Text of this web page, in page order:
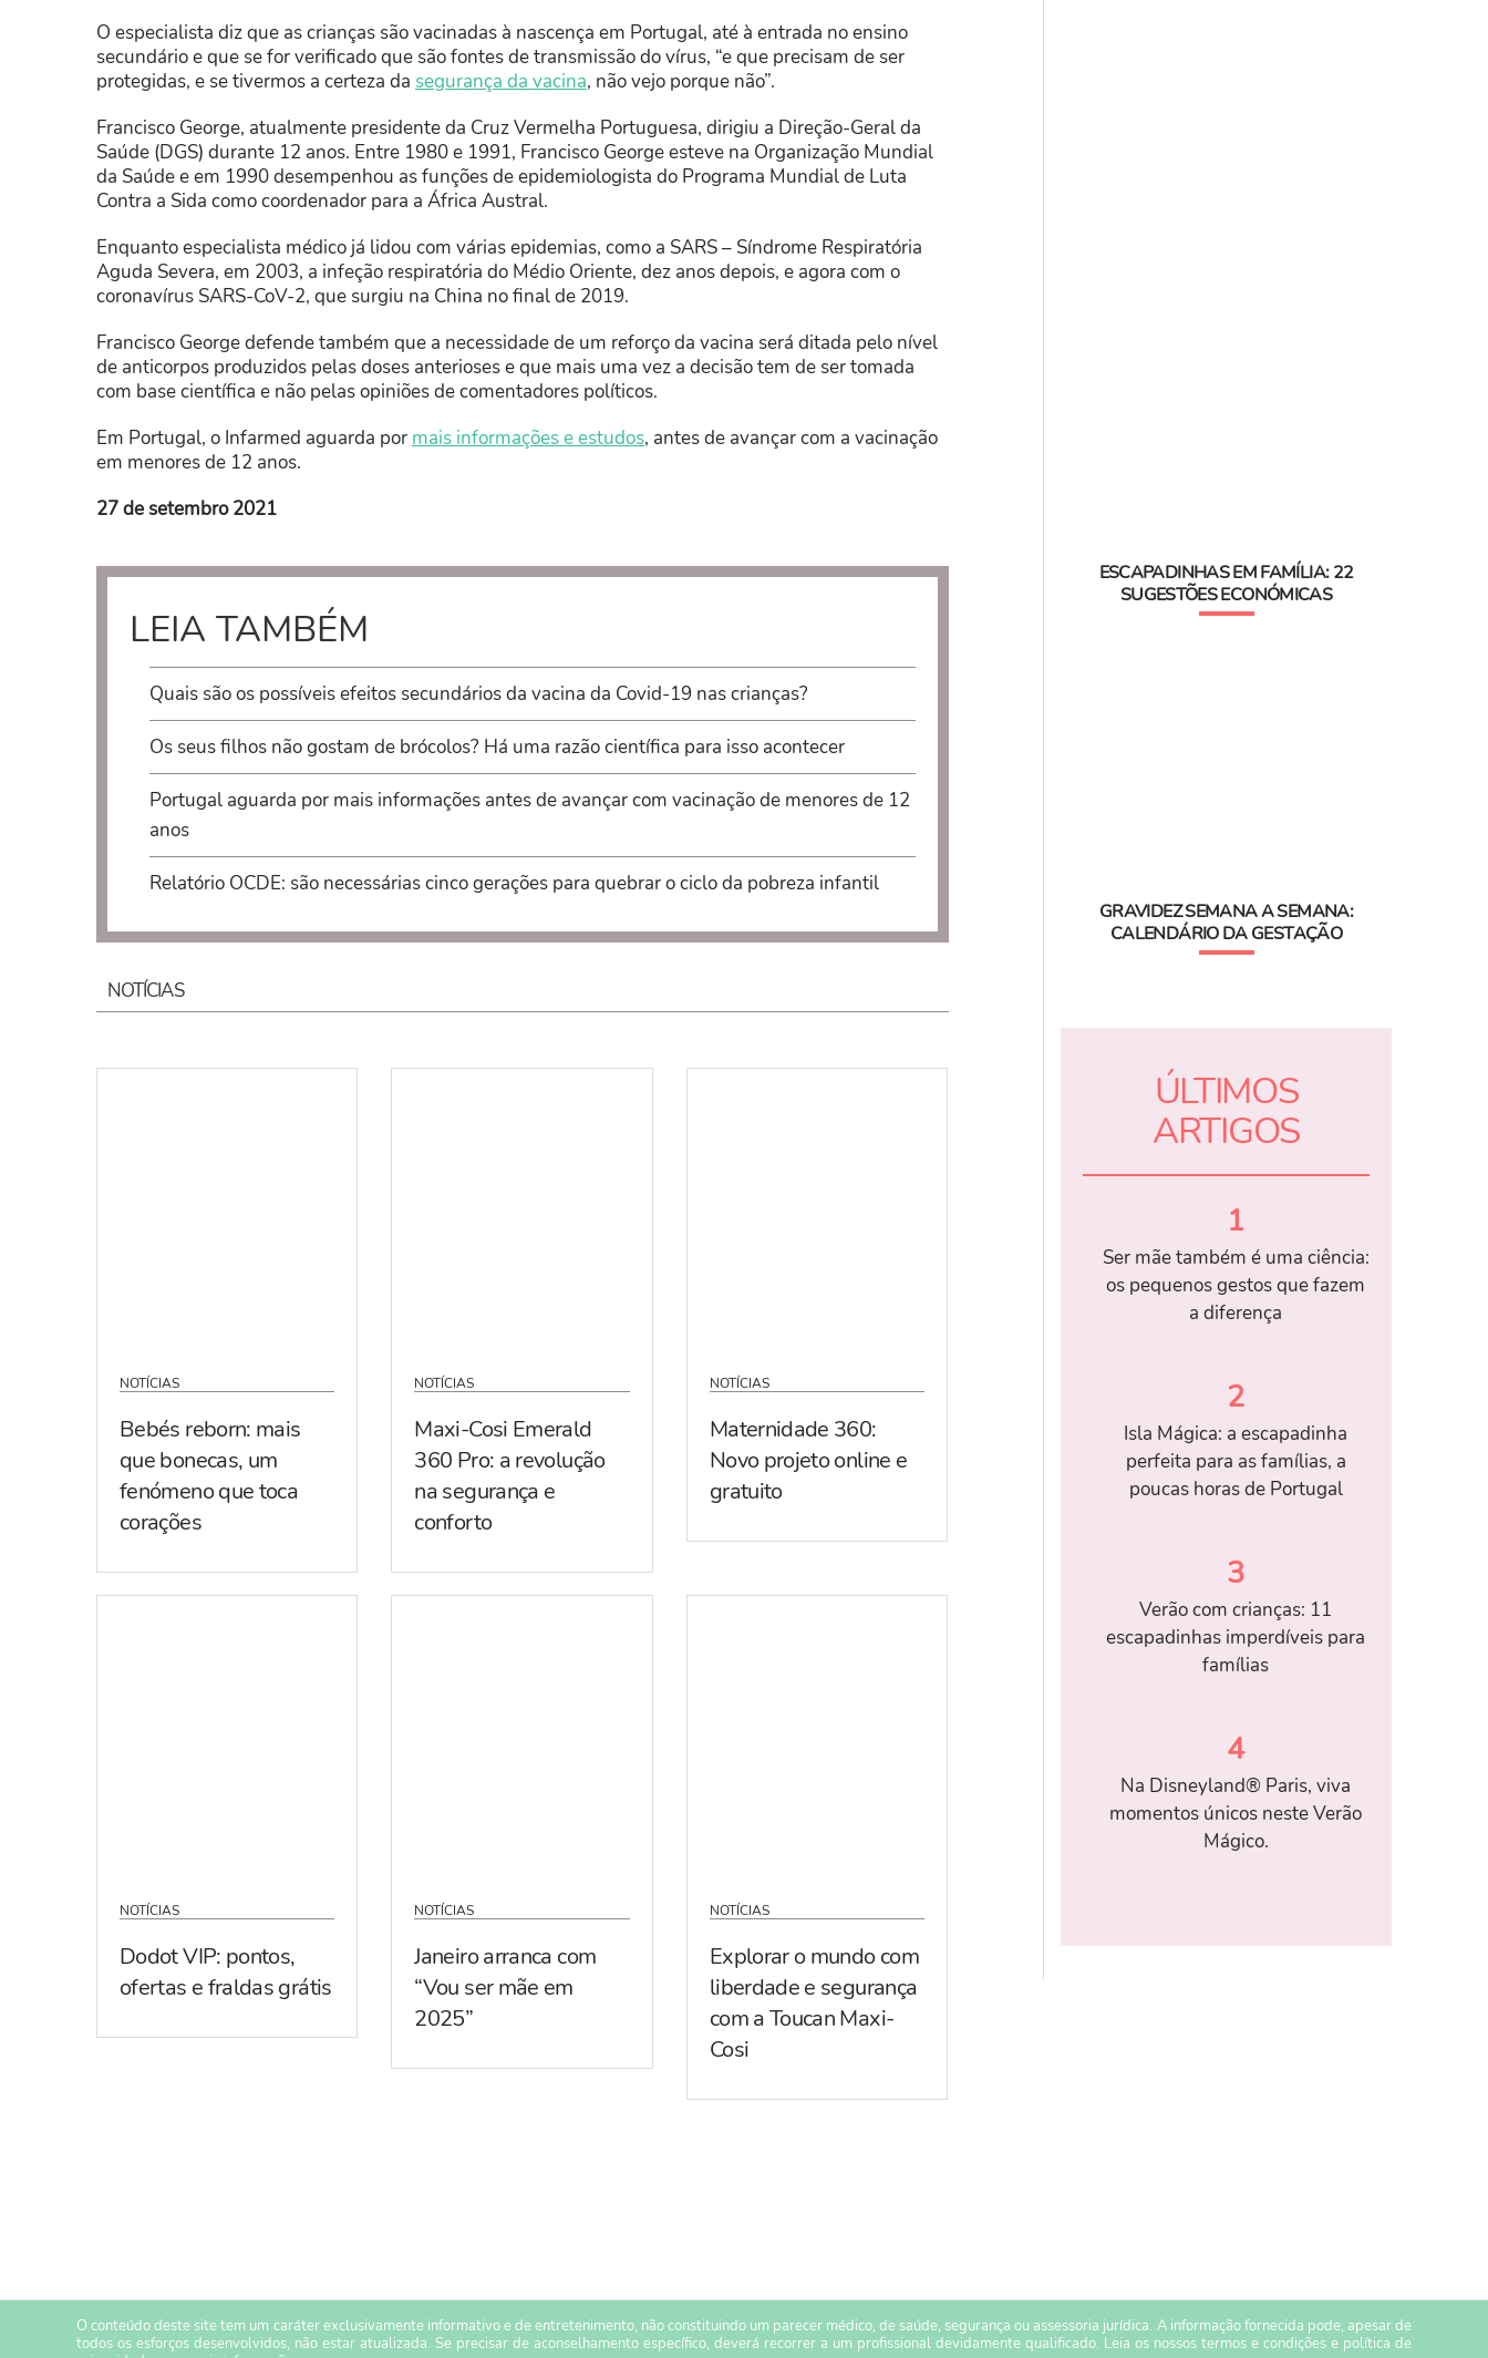
O especialista diz que as crianças são vacinadas à nascença em Portugal, até à entrada no ensino
secundário e que se for verificado que são fontes de transmissão do vírus, “e que precisam de ser
protegidas, e se tivermos a certeza da segurança da vacina, não vejo porque não”.
Francisco George, atualmente presidente da Cruz Vermelha Portuguesa, dirigiu a Direção-Geral da
Saúde (DGS) durante 12 anos. Entre 1980 e 1991, Francisco George esteve na Organização Mundial
da Saúde e em 1990 desempenhou as funções de epidemiologista do Programa Mundial de Luta
Contra a Sida como coordenador para a África Austral.
Enquanto especialista médico já lidou com várias epidemias, como a SARS – Síndrome Respiratória
Aguda Severa, em 2003, a infeção respiratória do Médio Oriente, dez anos depois, e agora com o
coronavírus SARS-CoV-2, que surgiu na China no final de 2019.
Francisco George defende também que a necessidade de um reforço da vacina será ditada pelo nível
de anticorpos produzidos pelas doses anterioses e que mais uma vez a decisão tem de ser tomada
com base científica e não pelas opiniões de comentadores políticos.
Em Portugal, o Infarmed aguarda por mais informações e estudos, antes de avançar com a vacinação
em menores de 12 anos.
27 de setembro 2021
LEIA TAMBÉM
Quais são os possíveis efeitos secundários da vacina da Covid-19 nas crianças?
Os seus filhos não gostam de brócolos? Há uma razão científica para isso acontecer
Portugal aguarda por mais informações antes de avançar com vacinação de menores de 12
anos
Relatório OCDE: são necessárias cinco gerações para quebrar o ciclo da pobreza infantil
NOTÍCIAS
NOTÍCIAS
Bebés reborn: mais
que bonecas, um
fenómeno que toca
corações
NOTÍCIAS
Maxi-Cosi Emerald
360 Pro: a revolução
na segurança e
conforto
NOTÍCIAS
Maternidade 360:
Novo projeto online e
gratuito
NOTÍCIAS
Dodot VIP: pontos,
ofertas e fraldas grátis
NOTÍCIAS
Janeiro arranca com
“Vou ser mãe em
2025”
NOTÍCIAS
Explorar o mundo com
liberdade e segurança
com a Toucan Maxi-
Cosi
ESCAPADINHAS EM FAMÍLIA: 22
SUGESTÕES ECONÓMICAS
GRAVIDEZ SEMANA A SEMANA:
CALENDÁRIO DA GESTAÇÃO
ÚLTIMOS
ARTIGOS
1
Ser mãe também é uma ciência:
os pequenos gestos que fazem
a diferença
2
Isla Mágica: a escapadinha
perfeita para as famílias, a
poucas horas de Portugal
3
Verão com crianças: 11
escapadinhas imperdíveis para
famílias
4
Na Disneyland® Paris, viva
momentos únicos neste Verão
Mágico.
O conteúdo deste site tem um caráter exclusivamente informativo e de entretenimento, não constituindo um parecer médico, de saúde, segurança ou assessoria jurídica. A informação fornecida pode, apesar de
todos os esforços desenvolvidos, não estar atualizada. Se precisar de aconselhamento específico, deverá recorrer a um profissional devidamente qualificado. Leia os nossos termos e condiçõese política de